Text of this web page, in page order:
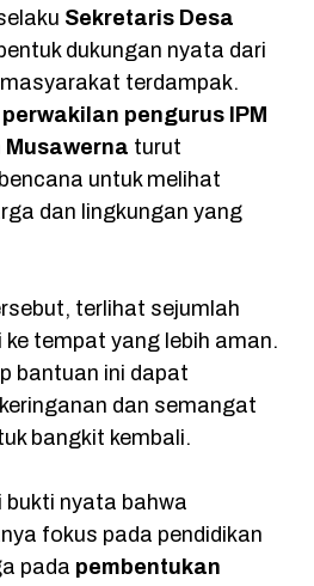
Sekretaris Desa
dukungan nyata dari
terdampak.
perwakilan pengurus IPM
Musawerna turut
untuk melihat
dan lingkungan yang
terlihat sejumlah
tempat yang lebih aman.
bantuan ini dapat
dan semangat
bangkit kembali.
bukti nyata bahwa
fokus pada pendidikan
pada pembentukan